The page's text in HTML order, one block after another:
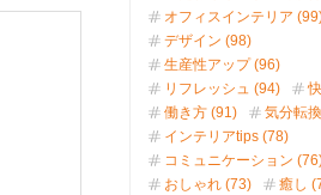
オフィスインテリア
デザイン (98)
生産性アップ (96)
リフレッシュ (94)
働き方 (91)
気分転
インテリアtips (78)
コミュニケーション
おしゃれ (73)
癒し